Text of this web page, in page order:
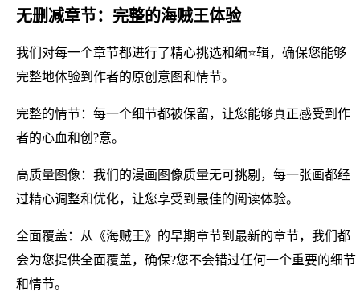
无删减章节：完整的海贼王体验
我们对每一个章节都进行了精心挑选和编⭐辑，确保您能够
完整地体验到作者的原创意图和情节。
完整的情节：每一个细节都被保留，让您能够真正感受到作
者的心血和创?意。
高质量图像：我们的漫画图像质量无可挑剔，每一张画都经
过精心调整和优化，让您享受到最佳的阅读体验。
全面覆盖：从《海贼王》的早期章节到最新的章节，我们都
会为您提供全面覆盖，确保?您不会错过任何一个重要的细节
和情节。